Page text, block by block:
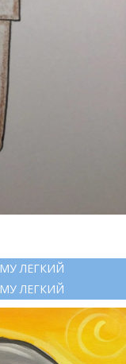
ЛЕГКИЙ
ЛЕГКИЙ